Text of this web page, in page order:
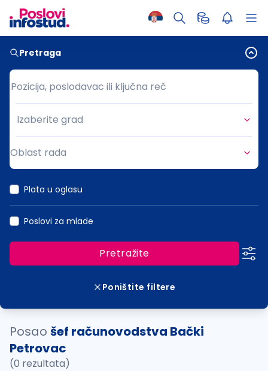
Pretraga
Pozicija, poslodavac ili ključna reč
Pozicija, poslodavac ili ključna reč
Grad
Izaberite grad
Oblast rada
Plata u oglasu
Poslovi za mlade
Pretražite
Poništite filtere
Posao šef računovodstva Bački
Petrovac
(0 rezultata)